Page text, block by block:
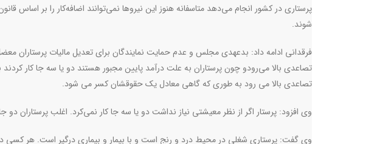
پرستاری در کشور انجام می‌دهد متاسفانه هنوز این نیروها نمی‌توانند اضافه‌کار را بر اساس
شوند.
فرقدانی ادامه داد:‌ بدعهدی مجلس و عدم حمایت نمایندگان برای تعدیل مالیات پرستاران
تصاعدی بالا می‌رودو چون پرستاران به علت درآمد پایین مجبور هستند دو یا سه جا کار
تصاعدی بالا می رود به طوری که گاهی معادل یک حقوقشان کسر می شود.
وی افزود: پرستار اگر از نظر معیشتی نیاز نداشت دو یا سه جا کار نمی‌کرد. اغلب پرستاران دو
وی گفت: پرستاری شغلی در محیط درد و رنج است و با بیمار و بیماری درگیر است. هر کسی